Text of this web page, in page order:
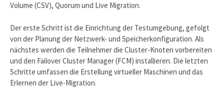
Volume (CSV), Quorum und Live Migration.
Der erste Schritt ist die Einrichtung der Testumgebung, gefolgt
von der Planung der Netzwerk- und Speicherkonfiguration. Als
nächstes werden die Teilnehmer die Cluster-Knoten vorbereiten
und den Failover Cluster Manager (FCM) installieren. Die letzten
Schritte umfassen die Erstellung virtueller Maschinen und das
Erlernen der Live-Migration.